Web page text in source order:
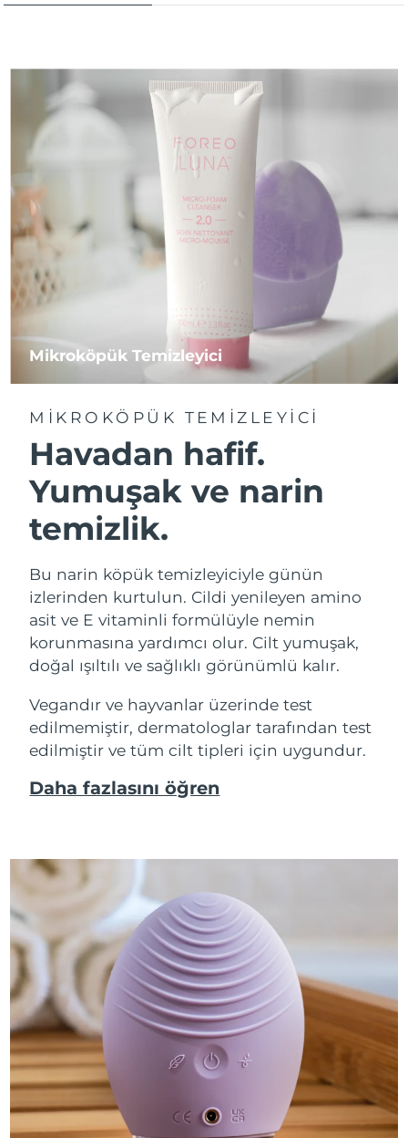
Mikroköpük Temizleyici
MIKROKÖPÜK TEMIZLEYICI
Havadan hafif.
Yumuşak ve narin
temizlik.
Bu narin köpük temizleyiciyle günün
izlerinden kurtulun. Cildi yenileyen amino
asit ve E vitaminli formülüyle nemin
korunmasına yardımcı olur. Cilt yumuşak,
doğal ışıltılı ve sağlıklı görünümlü kalır.
Vegandır ve hayvanlar üzerinde test
edilmemiştir, dermatologlar tarafından test
edilmiştir ve tüm cilt tipleri için uygundur.
Daha fazlasını öğren